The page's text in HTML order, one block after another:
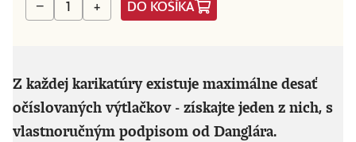
− + DO KOŠÍKA
Z každej karikatúry existuje maximálne desať
očíslovaných výtlačkov - získajte jeden z nich, s
vlastnoručným podpisom od Danglára.